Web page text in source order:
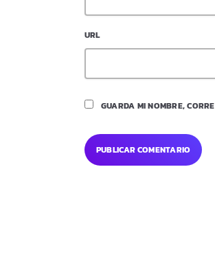
URL
GUARDA MI NOMBRE,